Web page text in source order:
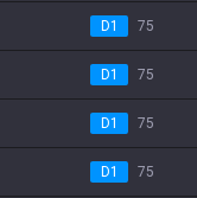
D1 75
D1 75
D1 75
D1 75